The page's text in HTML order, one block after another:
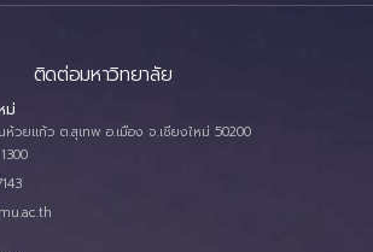
ติดต่อมหาวิทยาลัย
ม่
วยแก้ว ต.สุเทพ อ.เมือง จ.เชียงใหม่ 50200